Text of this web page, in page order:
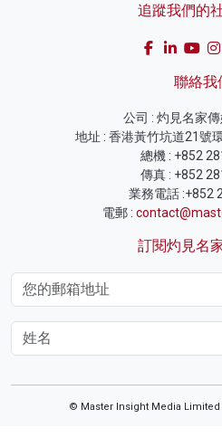
追蹤我們的
聯絡我
公司 : 灼見名家
地址 : 香港黃竹坑道21號
總機 : +852
傳真 : +852
業務電話 :+852
電郵 :
訂閱灼見名
© Master Insight Media Limited